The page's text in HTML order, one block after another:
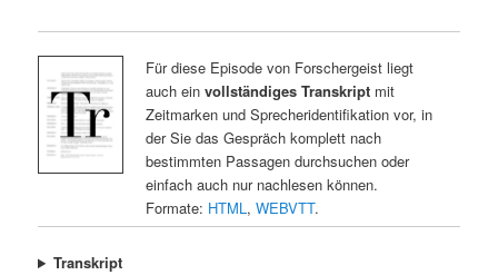
Für diese Episode von Forschergeist liegt
auch ein vollständiges Transkriptmit
Zeitmarken und Sprecheridentifikation vor, in
der Sie das Gespräch komplett nach
bestimmten Passagen durchsuchen oder
einfach auch nur nachlesen können.
Formate: HTML , WEBVTT.
Transkript